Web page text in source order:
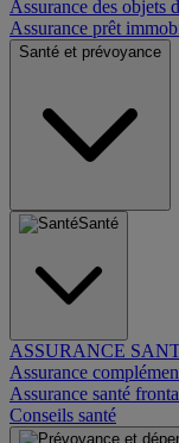
Assurance des objets
Assurance prêt
Santé et prévoyance
Santé
ASSURANCE
Assurance
Assurance santé
Conseils santé